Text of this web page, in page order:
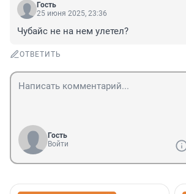
Гость
25 июня 2025, 23:36
Чубайс не на нем улетел?
ОТВЕТИТЬ
Гость
Войти